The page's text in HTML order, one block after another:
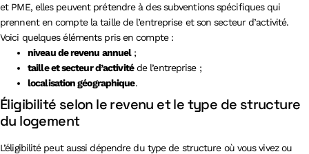
et PME, elles peuvent prétendre à des subventions spécifiques qui
prennent en compte la taille de l’entreprise et son secteur d’activité.
Voici quelques éléments pris en compte :
niveau de revenu annuel;
taille et secteur d’activitéde l’entreprise ;
localisation géographique.
Éligibilité selon le revenu et le type de structure
du logement
L’éligibilité peut aussi dépendre du type de structure où vous vivez ou